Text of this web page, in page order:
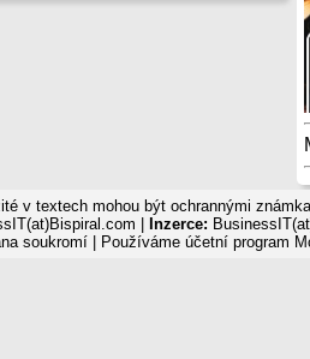
v textech mohou být ochrannými
|
Inzerce:
soukromí| Používáme účetní program